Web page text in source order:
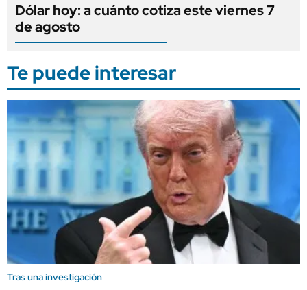
Dólar hoy: a cuánto cotiza este viernes 7
de agosto
Te puede interesar
Tras una investigación